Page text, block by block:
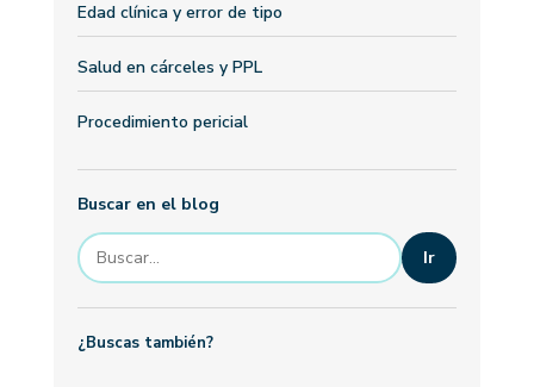
Edad clínica y error de tipo
Salud en cárceles y PPL
Procedimiento pericial
Buscar en el blog
Ir
¿Buscas también?